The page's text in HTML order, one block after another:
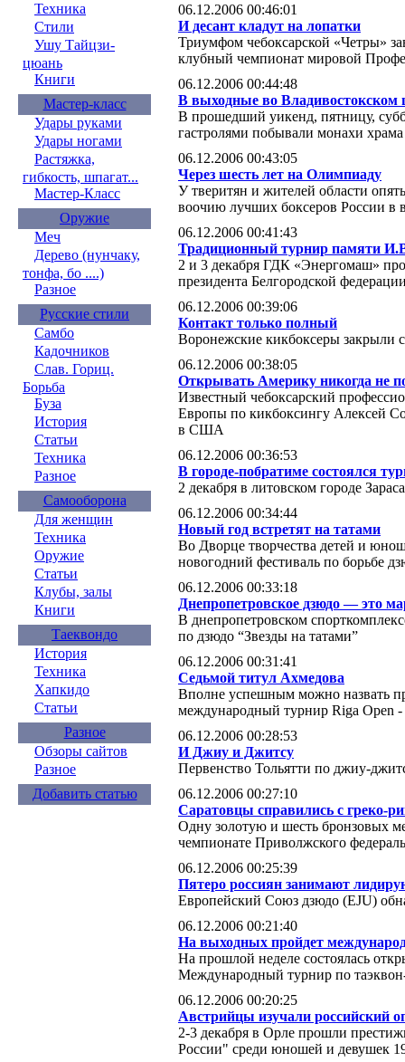
Техника
Стили
Ушу Тайцзи-
цюань
Книги
Мастер-класс
Удары руками
Удары ногами
Растяжка,
гибкость, шпагат...
Мастер-Класс
Оружие
Меч
Дерево (нунчаку,
тонфа, бо ....)
Разное
Русские стили
Самбо
Кадочников
Слав. Гориц.
Борьба
Буза
История
Статьи
Техника
Разное
Самооборона
Для женщин
Техника
Оружие
Статьи
Клубы, залы
Книги
Таеквондо
История
Техника
Хапкидо
Статьи
Разное
Обзоры сайтов
Разное
Добавить статью
06.12.2006 00:46:01
И десант кладут на лопатки
Триумфом чебоксарской «Четры»
клубный чемпионат мировой
06.12.2006 00:44:48
В выходные во
В прошедший уикенд, пятницу,
гастролями побывали монахи
06.12.2006 00:43:05
Через шесть лет на Олимпиаду
У тверитян и жителей области
воочию лучших боксеров России в
06.12.2006 00:41:43
Традиционный турнир памяти
2 и 3 декабря ГДК «Энергомаш»
президента Белгородской
06.12.2006 00:39:06
Контакт только полный
Воронежские кикбоксеры закрыли
06.12.2006 00:38:05
Открывать Америку никогда не
Известный чебоксарский
Европы по кикбоксингу Алексей
в США
06.12.2006 00:36:53
В городе-побратиме состоялся
2 декабря в литовском городе
06.12.2006 00:34:44
Новый год встретят на татами
Во Дворце творчества детей и
новогодний фестиваль по борьбе
06.12.2006 00:33:18
Днепропетровское дзюдо — это
В днепропетровском
по дзюдо “Звезды на татами”
06.12.2006 00:31:41
Седьмой титул Ахмедова
Вполне успешным можно назвать
международный турнир Riga Open -
06.12.2006 00:28:53
И Джиу и Джитсу
Первенство Тольятти по джиу-
06.12.2006 00:27:10
Саратовцы справились с греко-
Одну золотую и шесть бронзовых
чемпионате Приволжского
06.12.2006 00:25:39
Пятеро россиян занимают
Европейский Союз дзюдо (EJU)
06.12.2006 00:21:40
На выходных пройдет
На прошлой неделе состоялась
Международный турнир по
06.12.2006 00:20:25
Австрийцы изучали российский
2-3 декабря в Орле прошли
России" среди юношей и девушек